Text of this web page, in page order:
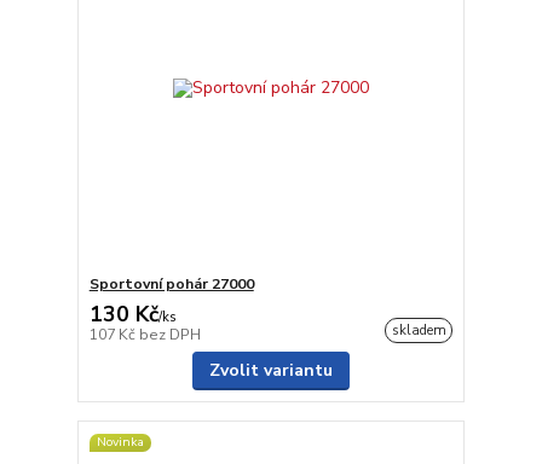
Sportovní pohár 27000
130 Kč/ks
107 Kč bez DPH skladem
Zvolit variantu
Novinka